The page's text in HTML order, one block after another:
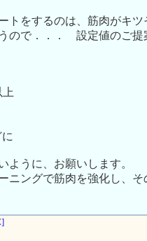
トをするのは、筋肉がキ
ので．．． 設定値のご提
ように、お願いします。
ニングで筋肉を強化し、